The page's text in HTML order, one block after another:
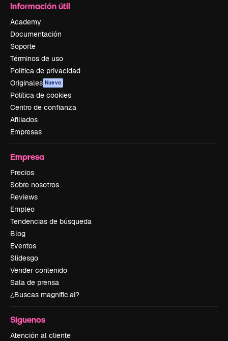
Información útil
Academy
Documentación
Soporte
Términos de uso
Política de privacidad
Originales Nuevo
Política de cookies
Centro de confianza
Afiliados
Empresas
Empresa
Precios
Sobre nosotros
Reviews
Empleo
Tendencias de búsqueda
Blog
Eventos
Slidesgo
Vender contenido
Sala de prensa
¿Buscas magnific.ai?
Síguenos
Atención al cliente